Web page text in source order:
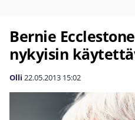
Bernie
nykyisin
Olli 22.05.2013 15:02